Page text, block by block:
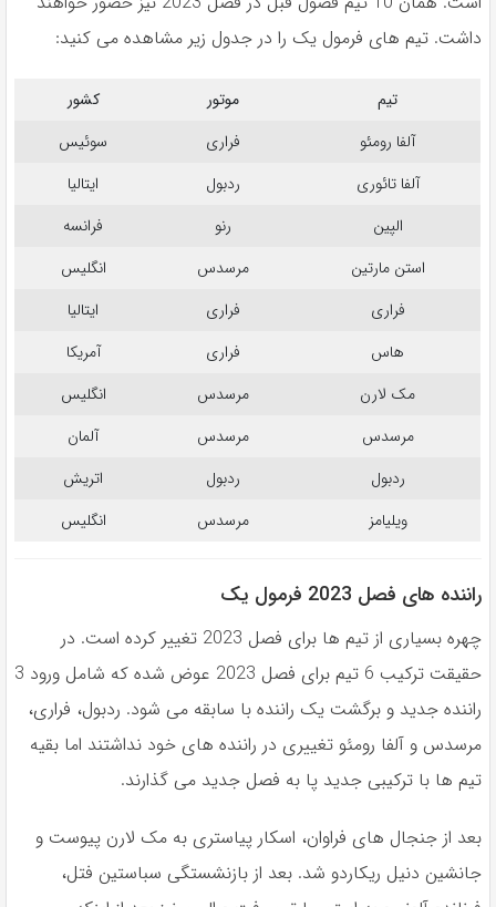
داشت. تیم های فرمول یک را در جدول زیر مشاهده می کنید:
تیم موتور
کشور
آلفا رومئو
فراری
سوئیس
آلفا تائوری
ردبول
ایتالیا
الپین
رنو
فرانسه
استن مارتین
مرسدس
انگلیس
فراری
فراری
ایتالیا
هاس
فراری
آمریکا
مک لارن
مرسدس
انگلیس
مرسدس
مرسدس
آلمان
ردبول
ردبول
اتریش
ویلیامز
مرسدس انگلیس
راننده های فصل 2023 فرمول یک
چهره بسيارى از تيم ها براى فصل 2023 تغيير كرده است. در
حقيقت تركيب 6 تيم براى فصل 2023 عوض شده كه شامل ورود 3
راننده جديد و برگشت يک راننده با سابقه مى شود. ردبول، فرارى،
مرسدس و آلفا رومئو تغييرى در راننده هاى خود نداشتند اما بقيه
تيم ها با تركيبى جديد پا به فصل جديد مى گذارند.
بعد از جنجال هاى فراوان، اسكار پياسترى به مک لارن پيوست و
جانشين دنيل ريكاردو شد. بعد از بازنشستگى سباستين فتل،